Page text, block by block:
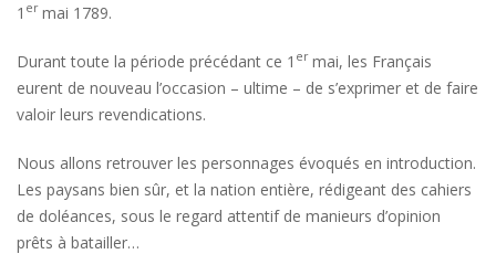
1 ermai 1789.
Durant toute la période précédant ce 1 ermai, les Français
eurent de nouveau l’occasion – ultime – de s’exprimer et de faire
valoir leurs revendications.
Nous allons retrouver les personnages évoqués en introduction.
Les paysans bien sûr, et la nation entière, rédigeant des cahiers
de doléances, sous le regard attentif de manieurs d’opinion
prêts à batailler…